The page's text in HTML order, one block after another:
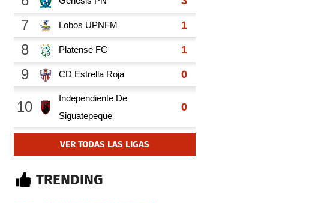
VER TODAS LAS LIGAS
TRENDING